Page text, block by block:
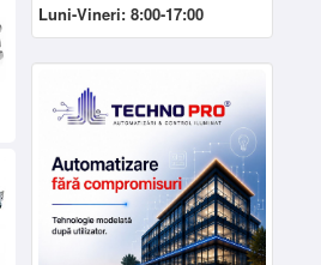
Luni-Vineri: 8:00-17:00